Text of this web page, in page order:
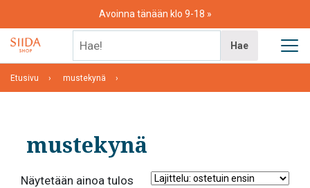
content
Avoinna tänään klo 9-18
Hae
Etusivu mustekynä
mustekynä
Näytetään ainoa tulos